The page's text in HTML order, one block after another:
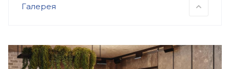
Галерея